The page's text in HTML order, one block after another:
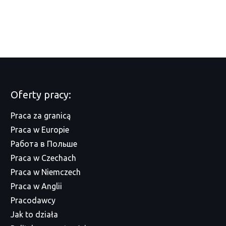
Oferty pracy:
Praca za granicą
Praca w Europie
Работа в Польше
Praca w Czechach
Praca w Niemczech
Praca w Anglii
Pracodawcy
Jak to działa